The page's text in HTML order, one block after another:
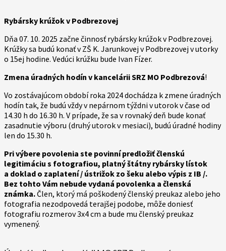
Rybársky krúžok v Podbrezovej
Dňa 07. 10. 2025 začne činnosť rybársky krúžok v Podbrezovej.
Krúžky sa budú konať v ZŠ K. Jarunkovej v Podbrezovej v utorky
o 15ej hodine. Vedúci krúžku bude Ivan Fízer.
Zmena úradných hodín v kancelárii SRZ MO Podbrezová!
Vo zostávajúcom období roka 2024 dochádza k zmene úradných
hodín tak, že budú vždy v nepárnom týždni v utorok v čase od
14.30 h do 16.30 h. V prípade, že sa v rovnaký deň bude konať
zasadnutie výboru (druhý utorok v mesiaci), budú úradné hodiny
len do 15.30 h.
Pri výbere povolenia ste povinní predložiť členskú
legitimáciu s fotografiou, platný štátny rybársky lístok
a doklad o zaplatení / ústrižok zo šeku alebo výpis z IB /.
Bez tohto Vám nebude vydaná povolenka a členská
známka.Člen, ktorý má poškodený členský preukaz alebo jeho
fotografia nezodpovedá terajšej podobe, môže doniesť
fotografiu rozmerov 3x4 cm a bude mu členský preukaz
vymenený.